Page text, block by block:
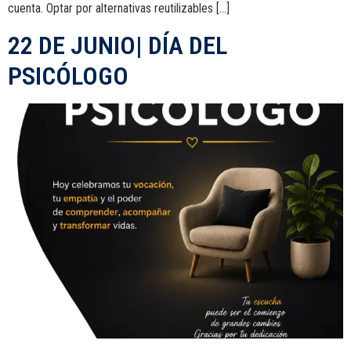
cuenta. Optar por alternativas reutilizables […]
22 DE JUNIO| DÍA DEL
PSICÓLOGO